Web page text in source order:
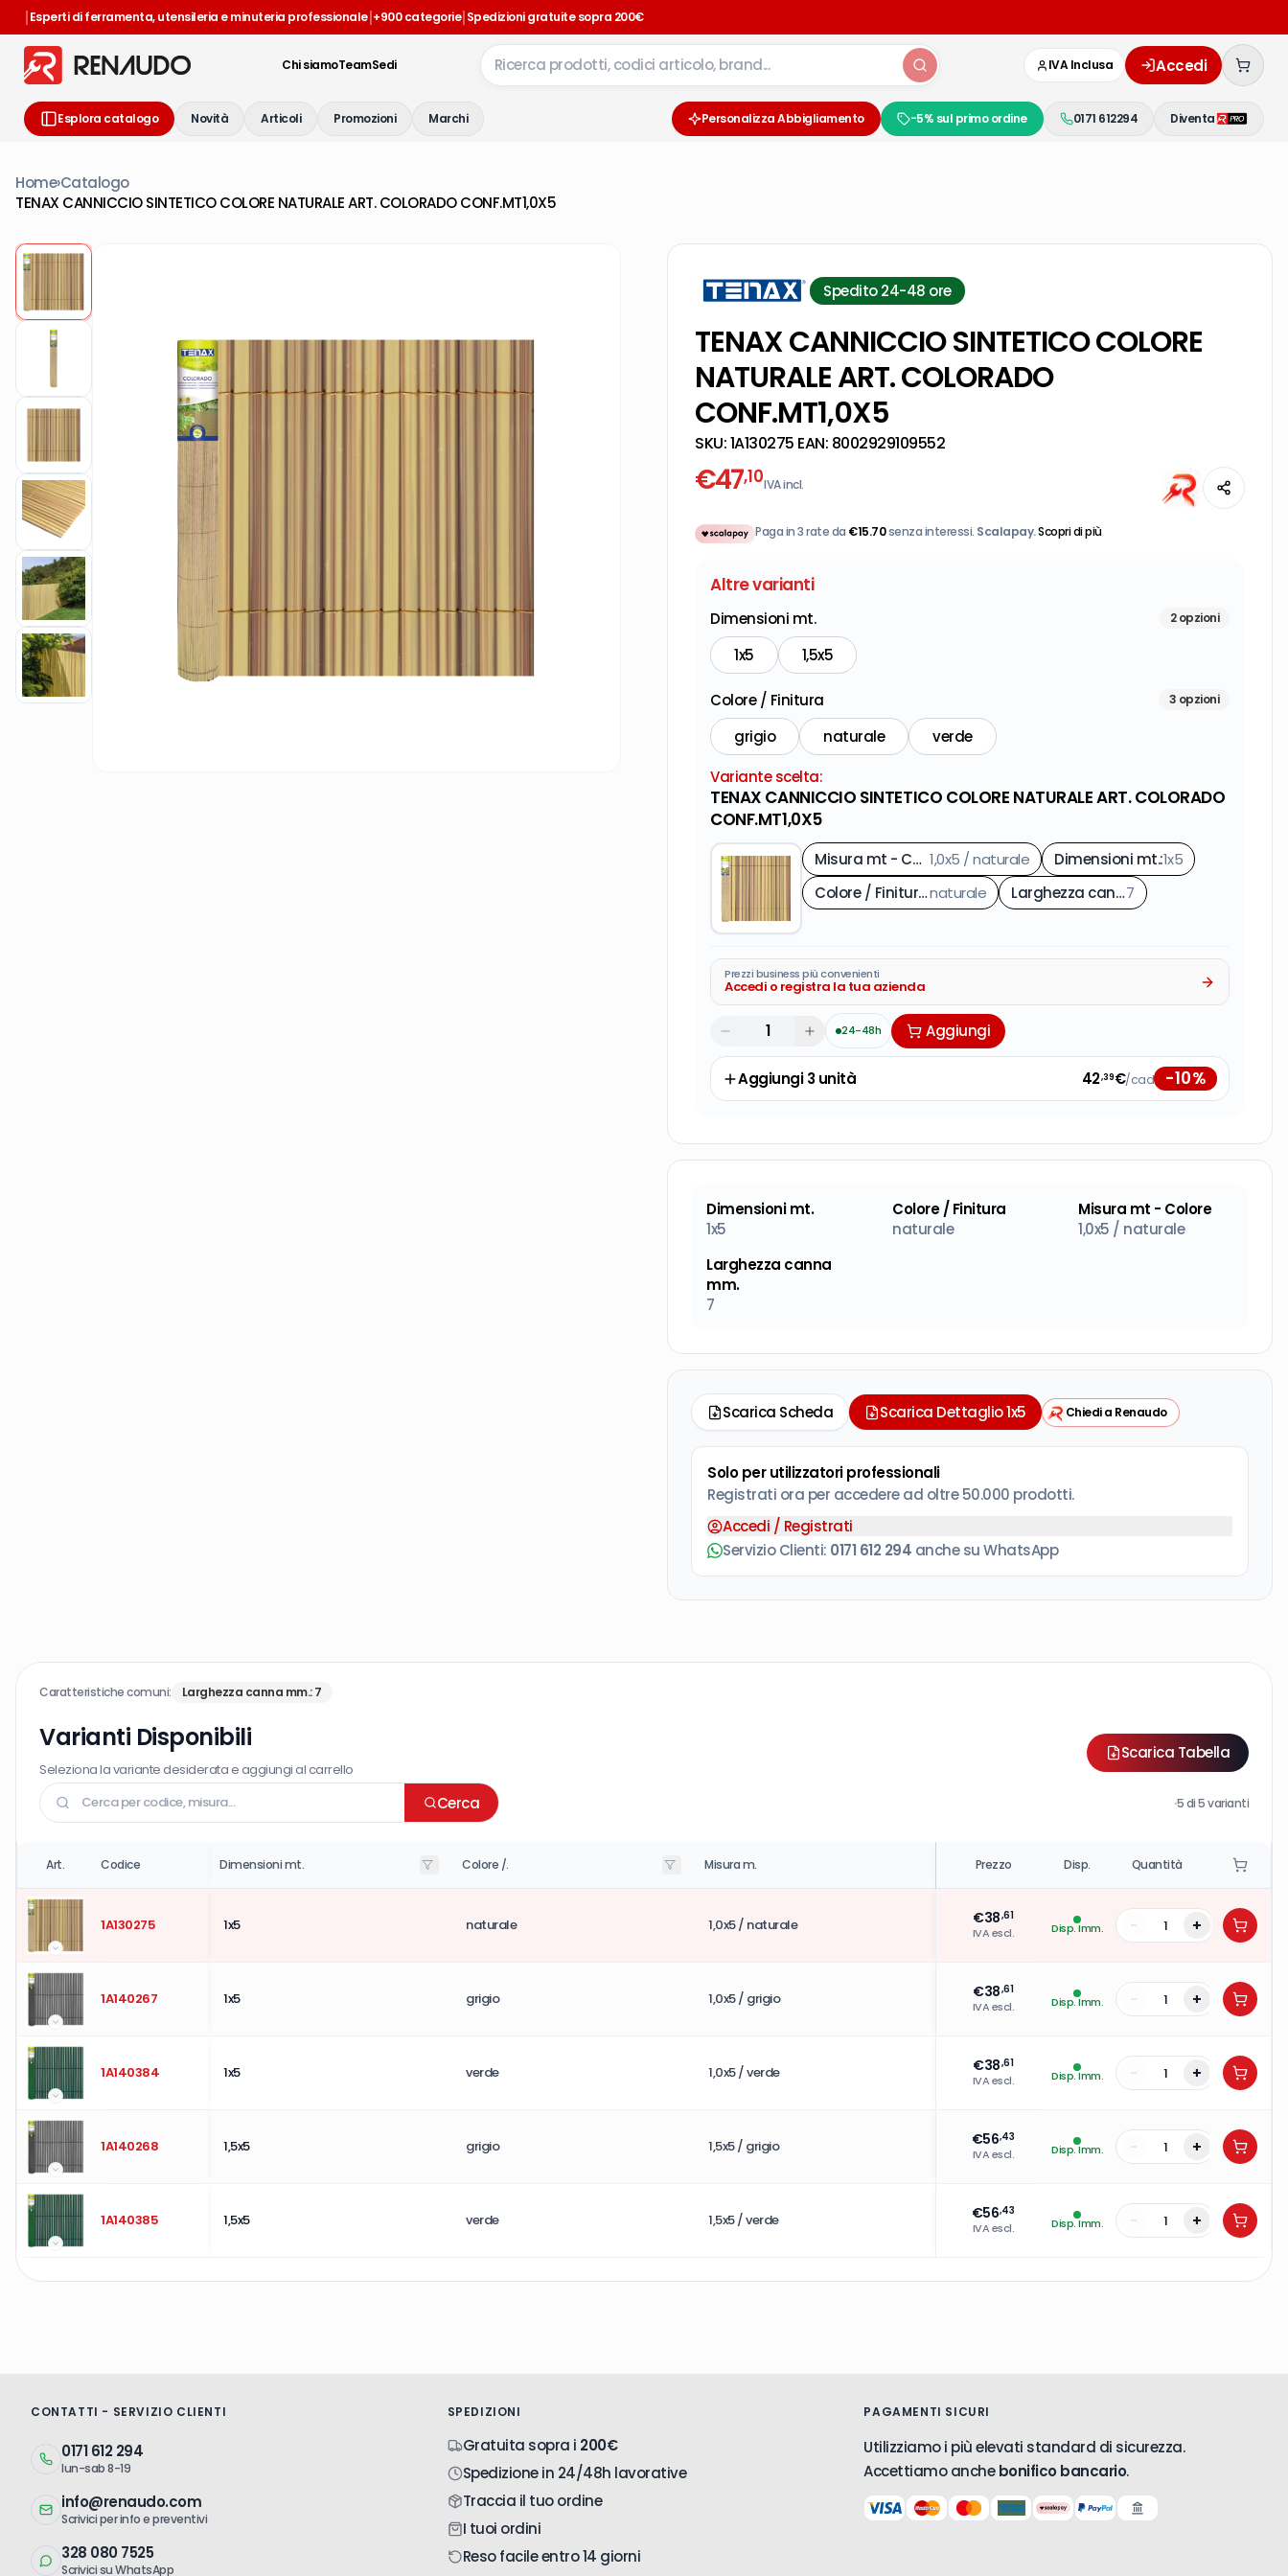
|Esperti di ferramenta, utensileria e minuteria professionale|+900 categorie|Spedizioni gratuite sopra 200€
Chi siamoTeamSedi IVA Inclusa Accedi
Esplora catalogo Novità Articoli Promozioni Marchi Personalizza Abbigliamento -5% sul primo ordine 0171 612294 Diventa
Home›Catalogo
TENAX CANNICCIO SINTETICO COLORE NATURALE ART. COLORADO CONF.MT1,0X5
Spedito 24-48 ore
TENAX CANNICCIO SINTETICO COLORE
NATURALE ART. COLORADO
CONF.MT1,0X5
SKU:1A130275 EAN: 8002929109552
€47,10IVA incl.
Paga in 3 rate da €15.70senza interessi. Scalapay.Scopri di più
Altre varianti
Dimensioni mt. 2 opzioni
1x5 1,5x5
Colore / Finitura 3 opzioni
grigio naturale
verde
Variante scelta:
TENAX CANNICCIO SINTETICO COLORE NATURALE ART. COLORADO
CONF.MT1,0X5
Misura mt - Colore :
1,0x5 / naturale Dimensioni mt.:1x5
Colore / Finitura:naturale Larghezza canna mm.7
Prezzi business più convenienti
Accedi o registra la tua azienda
24-48h Aggiungi
Aggiungi3unità 42,39€/cad -10%
Dimensioni mt.
1x5
Colore / Finitura
naturale
Misura mt - Colore
1,0x5 / naturale
Larghezza canna
mm.
7
Scarica Scheda Scarica Dettaglio 1x5 Chiedi a Renaudo
Solo per utilizzatori professionali
Registrati ora per accedere ad oltre 50.000 prodotti.
Accedi / Registrati
Servizio Clienti: 0171 612 294 anche su WhatsApp
Caratteristiche comuni: Larghezza canna mm.:7
Varianti Disponibili
Seleziona la variante desiderata e aggiungi al carrello
Scarica Tabella
Cerca ·5di5varianti
Art. Codice Dimensioni mt. Colore /. Misura m. Prezzo Disp. Quantità
1A130275 1x5 naturale 1,0x5 / naturale €38,61
IVA escl. Disp. Imm. - +
1A140267 1x5 grigio 1,0x5 / grigio €38,61
IVA escl. Disp. Imm. - +
1A140384 1x5 verde 1,0x5 / verde €38,61
IVA escl. Disp. Imm. - +
1A140268 1,5x5 grigio 1,5x5 / grigio €56,43
IVA escl. Disp. Imm. - +
1A140385 1,5x5 verde 1,5x5 / verde €56,43
IVA escl. Disp. Imm. - +
CONTATTI - SERVIZIO CLIENTI
0171 612 294
lun-sab 8-19
info@renaudo.com
Scrivici per info e preventivi
328 080 7525
Scrivici su WhatsApp
SPEDIZIONI
Gratuita sopra i 200€
Spedizione in 24/48h lavorative
Traccia il tuo ordine
I tuoi ordini
Reso facile entro 14 giorni
PAGAMENTI SICURI
Utilizziamo i più elevati standard di sicurezza.
Accettiamo anchebonifico bancario.